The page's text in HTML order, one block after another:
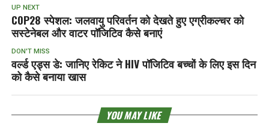
UP NEXT
COP28 स्पेशल: जलवायु परिवर्तन को देखते हुए एग्रीकल्चर को
सस्टेनेबल और वाटर पॉजिटिव कैसे बनाएं
DON'T MISS
वर्ल्ड एड्स डे: जानिए रेकिट ने HIV पॉजिटिव बच्चों के लिए इस दिन
को कैसे बनाया खास
YOU MAY LIKE